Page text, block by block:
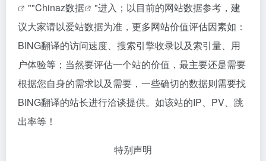
""Chinaz数据
"进入；以目前的网站数据参考，建
议大家请以爱站数据为准，更多网站价值评估因素如：
BING翻译的访问速度、搜索引擎收录以及索引量、用
户体验等；当然要评估一个站的价值，最主要还是需要
根据您自身的需求以及需要，一些确切的数据则需要找
BING翻译的站长进行洽谈提供。如该站的IP、PV、跳
出率等！
特别声明